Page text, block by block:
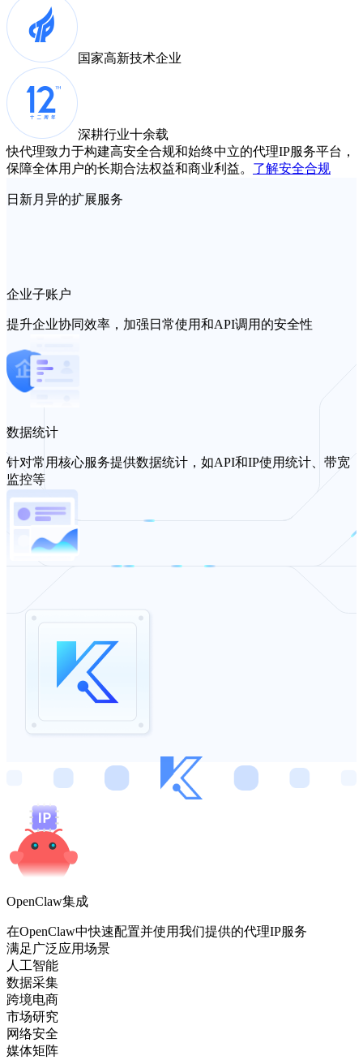
国家高新技术企业
深耕行业十余载
快代理致力于构建高安全合规和始终中立的代理IP服务平台，
保障全体用户的长期合法权益和商业利益。 了解安全合规
日新月异的扩展服务
企业子账户
提升企业协同效率，加强日常使用和API调用的安全性
数据统计
针对常用核心服务提供数据统计，如API和IP使用统计、带宽
监控等
OpenClaw集成
在OpenClaw中快速配置并使用我们提供的代理IP服务
满足广泛应用场景
人工智能
数据采集
跨境电商
市场研究
网络安全
媒体矩阵